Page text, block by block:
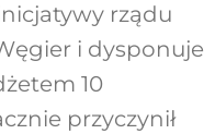
rządu
i dysponuje
10
przyczynił